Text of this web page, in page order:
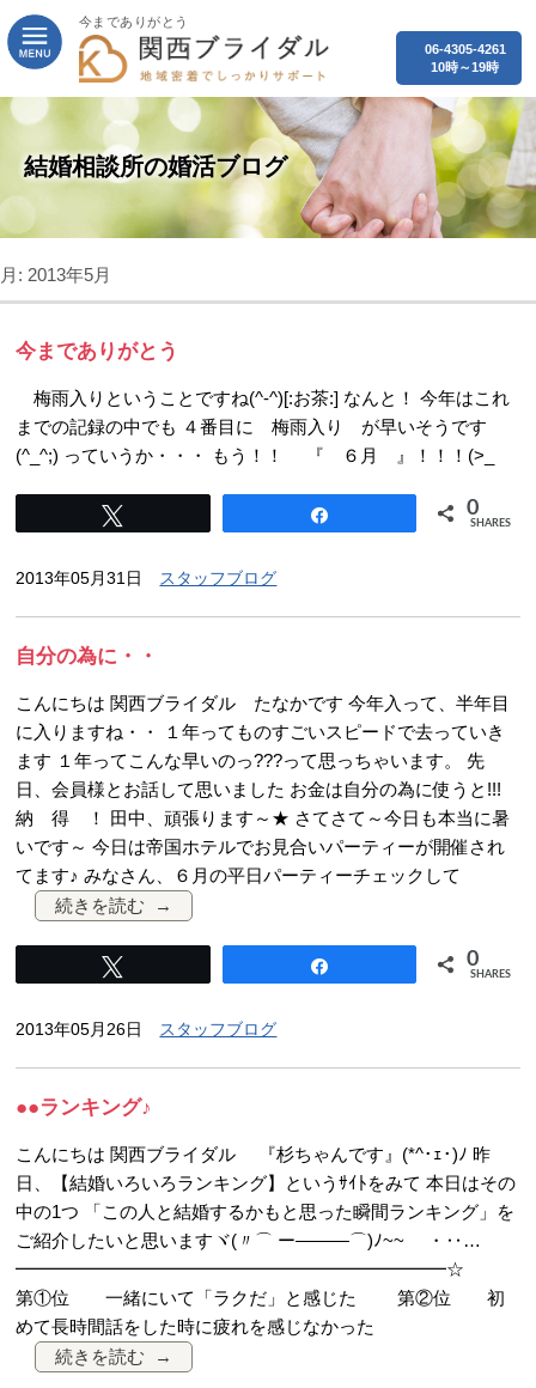
今までありがとう
06-4305-4261
10時～19時
結婚相談所の婚活ブログ
月: 2013年5月
今までありがとう
梅雨入りということですね(^-^)[:お茶:] なんと！ 今年はこれ
までの記録の中でも ４番目に 梅雨入り が早いそうです
(^_^;) っていうか・・・ もう！！ 『 ６月 』！！！(>_
0
SHARES
2013年05月31日 スタッフブログ
自分の為に・・
こんにちは 関西ブライダル たなかです 今年入って、半年目
に入りますね・・ １年ってものすごいスピードで去っていき
ます １年ってこんな早いのっ???って思っちゃいます。 先
日、会員様とお話して思いました お金は自分の為に使うと!!!
納 得 ！ 田中、頑張ります～★ さてさて～今日も本当に暑
いです～ 今日は帝国ホテルでお見合いパーティーが開催され
てます♪ みなさん、６月の平日パーティーチェックして
続きを読む
0
SHARES
2013年05月26日 スタッフブログ
●●ランキング♪
こんにちは 関西ブライダル 『杉ちゃんです』(*^･ｪ･)ﾉ 昨
日、【結婚いろいろランキング】というｻｲﾄをみて 本日はその
中の1つ 「この人と結婚するかもと思った瞬間ランキング」を
ご紹介したいと思いますヾ(〃⌒ ー―――⌒)ﾉ~~ ・‥…
━━━━━━━━━━━━━━━━━━━━━━━━☆
第①位 一緒にいて「ラクだ」と感じた 第②位 初
めて長時間話をした時に疲れを感じなかった
続きを読む